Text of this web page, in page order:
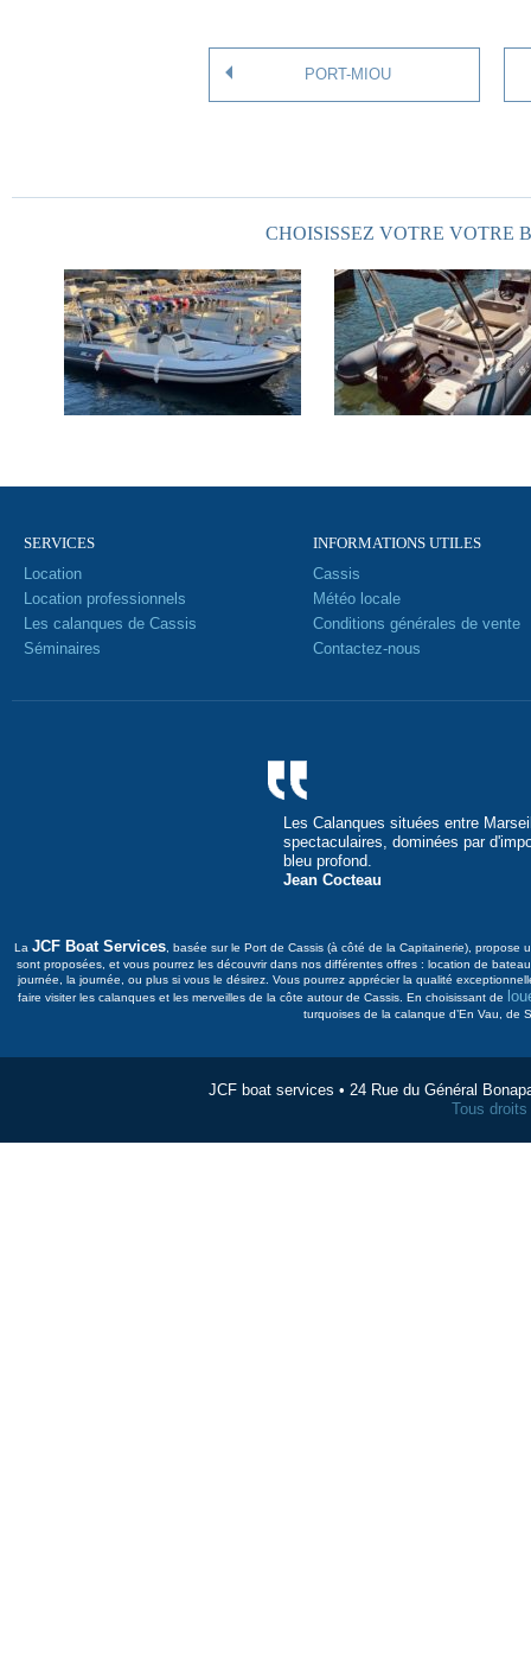
PORT-MIOU
CHOISISSEZ VOTRE VOTRE
SERVICES
Location
Location professionnels
Les calanques de Cassis
Séminaires
INFORMATIONS UTILES
Cassis
Météo locale
Conditions générales de vente
Contactez-nous
Les Calanques situées entre
spectaculaires, dominées par
bleu profond.
Jean Cocteau
La JCF Boat Services , basée sur le Port de Cassis (à côté de la Capitainerie),
sont proposées, et vous pourrez les découvrir dans nos différentes offres : location de
journée, la journée, ou plus si vous le désirez. Vous pourrez apprécier la qualité
faire visiter les calanques et les merveilles de la côte autour de Cassis. En choisissant de
turquoises de la calanque d’En Vau, de
JCF boat services • 24 Rue du Général
Tous